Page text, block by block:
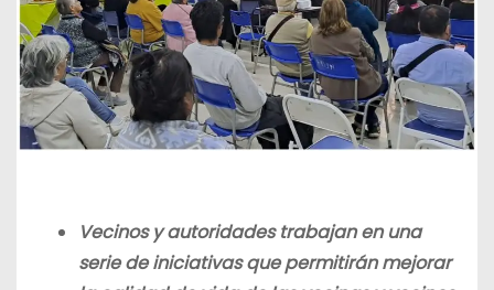
Vecinos y autoridades trabajan en una
serie de iniciativas que permitirán mejorar